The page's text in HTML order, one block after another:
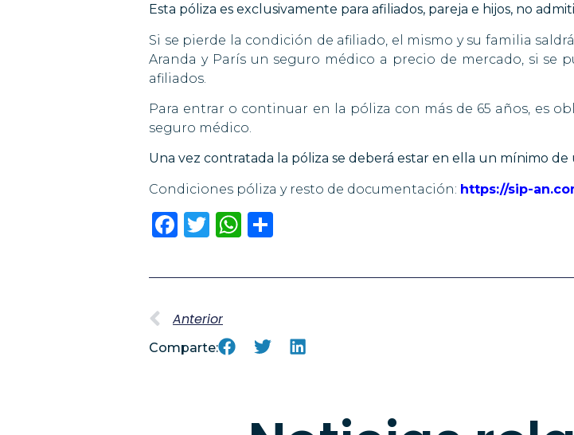
Esta póliza es exclusivamente para afiliados, pareja e hijos, no
Si se pierde la condición de afiliado, el mismo y su familia
Aranda y París un seguro médico a precio de mercado, si se
afiliados.
Para entrar o continuar en la póliza con más de 65 años, es
seguro médico.
Una vez contratada la póliza se deberá estar en ella un mínimo de
Condiciones póliza y resto de documentación: https://sip-
Facebook
Twitter
WhatsApp
Anterior
Comparte: